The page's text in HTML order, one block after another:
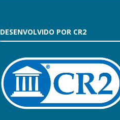
DESENVOLVIDO POR CR2